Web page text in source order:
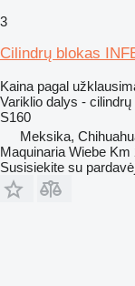
3
Cilindrų blokas
Kaina pagal
Variklio dalys - cilindrų
S160
Meksika,
Maquinaria Wiebe Km
Susisiekite su